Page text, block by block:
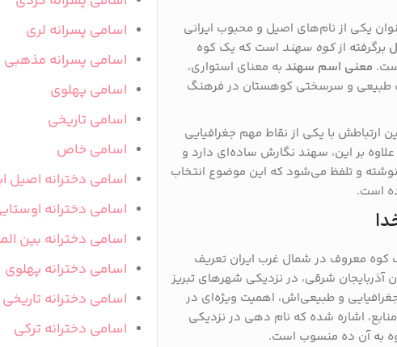
یکی از نام‌های اصیل و محبوب ایرانی
برگرفته ازکوه سهند است که یک کوه
معنی اسم سهند به معنای استواری،
طبیعی و سرسختی کوهستان در فرهنگ
ارتباطش با یکی از نقاط مهم جغرافیایی
علاوه بر این، سهند نگارش ساده‌ای دارد و
نوشته و تلفظ می‌شود که این موضوع انتخاب
است.
کوه معروف در شمال غرب ایران تعریف
شرقی، در نزدیکی شهرهای تبریز
و طبیعی‌اش، اهمیت ویژه‌ای در
اشاره شده که نام دهی در نزدیکی
به آن ده منسوب است.
اسامی پسرانه لری
اسامی پسرانه مذهبی
اسامی پهلوی
اسامی تاریخی
اسامی خاص
اسامی دخترانه اصیل
اسامی دخترانه
اسامی دخترانه بین
اسامی دخترانه پهلوی
اسامی دخترانه تاریخی
اسامی دخترانه ترکی